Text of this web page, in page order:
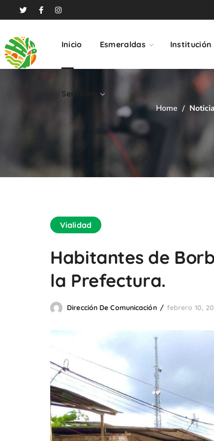
Inicio Esmeraldas Institución
Servicios
Home
Vialidad
Habitantes de
la Prefectura.
Dirección De Comunicación febrero 10,